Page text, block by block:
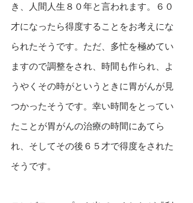
き、人間人生８０年と言われます。６０
才になったら得度することをお考えにな
られたそうです。ただ、多忙を極めてい
ますので調整をされ、時間も作られ、よ
うやくその時がというときに胃がんが見
つかったそうです。幸い時間をとってい
たことが胃がんの治療の時間にあてら
れ、そしてその後６５才で得度をされた
そうです。